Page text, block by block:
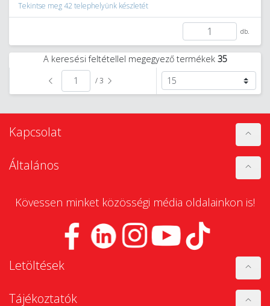
Tekintse meg 42 telephelyünk készletét
db.
A keresési feltétellel megegyező termékek 35
/ 3
Kapcsolat
Általános
Kövessen minket közösségi média oldalainkon is!
Letöltések
Tájékoztatók